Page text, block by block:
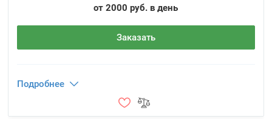
от 2000 руб. в день
Заказать
Подробнее